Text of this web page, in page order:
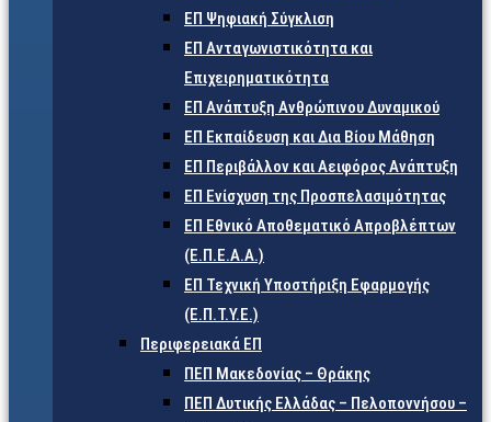
ΕΠ Ψηφιακή Σύγκλιση
ΕΠ Ανταγωνιστικότητα και
Επιχειρηματικότητα
ΕΠ Ανάπτυξη Ανθρώπινου Δυναμικού
ΕΠ Εκπαίδευση και Δια Βίου Μάθηση
ΕΠ Περιβάλλον και Αειφόρος Ανάπτυξη
ΕΠ Ενίσχυση της Προσπελασιμότητας
ΕΠ Εθνικό Αποθεματικό Απροβλέπτων
(Ε.Π.Ε.Α.Α.)
ΕΠ Τεχνική Υποστήριξη Εφαρμογής
(Ε.Π.Τ.Υ.Ε.)
Περιφερειακά ΕΠ
ΠΕΠ Μακεδονίας – Θράκης
ΠΕΠ Δυτικής Ελλάδας – Πελοποννήσου –